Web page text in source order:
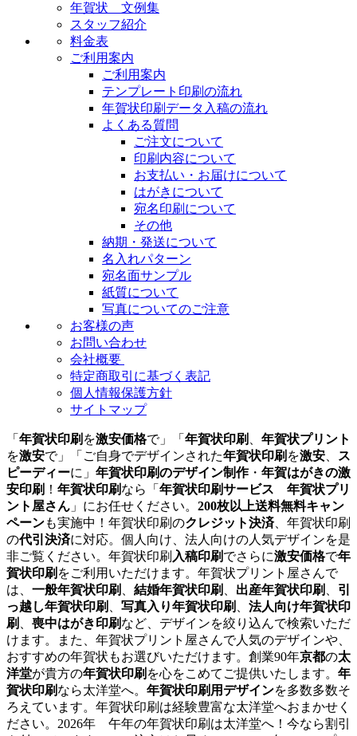
年賀状 文例集
スタッフ紹介
料金表
ご利用案内
ご利用案内
テンプレート印刷の流れ
年賀状印刷データ入稿の流れ
よくある質問
ご注文について
印刷内容について
お支払い・お届けについて
はがきについて
宛名印刷について
その他
納期・発送について
名入れパターン
宛名面サンプル
紙質について
写真についてのご注意
お客様の声
お問い合わせ
会社概要
特定商取引に基づく表記
個人情報保護方針
サイトマップ
「 年賀状印刷 を激安価格で」「 年賀状印刷
年賀状プリント
を激安で」「ご自身でデザインされた年賀状印刷 を激安
ス
ピーディーに」 年賀状印刷のデザイン制作・ 年賀はがきの激
安印刷 ！ 年賀状印刷 なら「 年賀状印刷サービス 年賀状プリ
ント屋さん 」にお任せください。 200枚以上送料無料キャン
ペーンも実施中！年賀状印刷のクレジット決済、年賀状印刷
の代引決済に対応。個人向け、法人向けの人気デザインを是
非ご覧ください。年賀状印刷 入稿印刷 でさらに激安価格で年
賀状印刷 をご利用いただけます。年賀状プリント屋さんで
は、 一般年賀状印刷 結婚年賀状印刷 出産年賀状印刷
引
っ越し年賀状印刷
写真入り年賀状印刷
法人向け年賀状印
刷
喪中はがき印刷 など、デザインを絞り込んで検索いただ
けます。また、年賀状プリント屋さんで人気のデザインや、
おすすめの年賀状もお選びいただけます。創業90年京都の太
洋堂が貴方の年賀状印刷 を心をこめてご提供いたします。 年
賀状印刷 なら太洋堂へ。 年賀状印刷用デザインを多数多数そ
ろえています。年賀状印刷は経験豊富な太洋堂へおまかせく
ださい。2026年 午年の年賀状印刷は太洋堂へ！今なら割引